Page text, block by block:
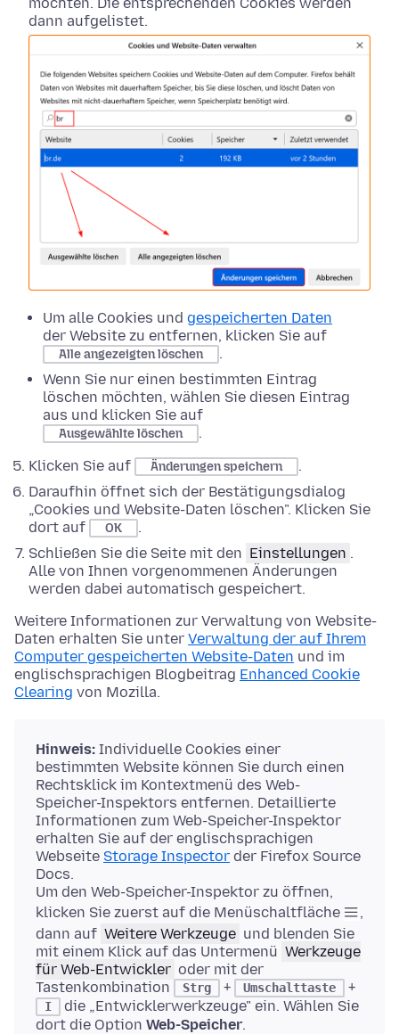
möchten. Die entsprechenden Cookies werden
dann aufgelistet.
Um alle Cookies und gespeicherten Daten
der Website zu entfernen, klicken Sie auf
Alle angezeigten löschen
.
Wenn Sie nur einen bestimmten Eintrag
löschen möchten, wählen Sie diesen Eintrag
aus und klicken Sie auf
Ausgewählte löschen
.
Klicken Sie auf
Änderungen speichern
.
Daraufhin öffnet sich der Bestätigungsdialog
„Cookies und Website-Daten löschen". Klicken Sie
dort auf
OK
.
Schließen Sie die Seite mit den Einstellungen .
Alle von Ihnen vorgenommenen Änderungen
werden dabei automatisch gespeichert.
Weitere Informationen zur Verwaltung von Website-
Daten erhalten Sie unter Verwaltung der auf Ihrem
Computer gespeicherten Website-Daten und im
englischsprachigen Blogbeitrag Enhanced Cookie
Clearing von Mozilla.
Hinweis: Individuelle Cookies einer
bestimmten Website können Sie durch einen
Rechtsklick im Kontextmenü des Web-
Speicher-Inspektors entfernen. Detaillierte
Informationen zum Web-Speicher-Inspektor
erhalten Sie auf der englischsprachigen
Webseite Storage Inspector der Firefox Source
Docs.
Um den Web-Speicher-Inspektor zu öffnen,
klicken Sie zuerst auf die Menüschaltfläche
,
dann auf Weitere Werkzeuge und blenden Sie
mit einem Klick auf das Untermenü Werkzeuge
für Web-Entwickler oder mit der
Tastenkombination
Strg + Umschalttaste +
I
die „Entwicklerwerkzeuge" ein. Wählen Sie
dort die Option Web-Speicher.